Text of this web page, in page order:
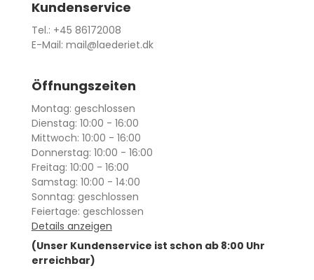
Kundenservice
Tel.: +45 86172008
E-Mail: mail@laederiet.dk
Öffnungszeiten
Montag: geschlossen
Dienstag: 10:00 - 16:00
Mittwoch: 10:00 - 16:00
Donnerstag: 10:00 - 16:00
Freitag: 10:00 - 16:00
Samstag: 10:00 - 14:00
Sonntag: geschlossen
Feiertage: geschlossen
Details anzeigen
(Unser Kundenservice ist schon ab 8:00 Uhr
erreichbar)